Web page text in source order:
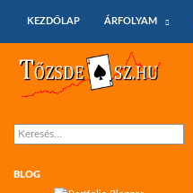
KEZDŐLAP
ÁRFOLYAM
Tőzsdeász.hu – árfolyamok és árfolyam
grafikonok
Keresés:
BLOG